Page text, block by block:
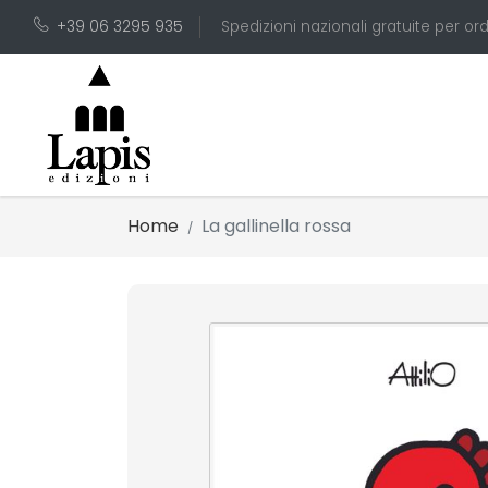
+39 06 3295 935 Spedizioni nazionali gratuite per
Home La gallinella rossa